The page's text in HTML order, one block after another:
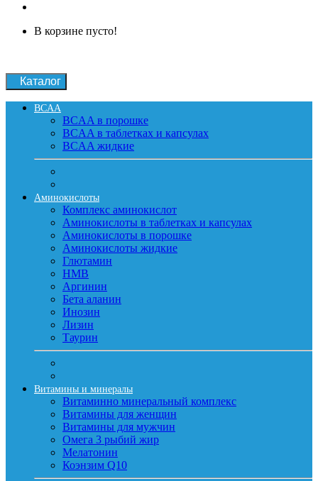
В корзине пусто!
Каталог
BCAA
BCAA в порошке
BCAA в таблетках и капсулах
BCAA жидкие
Аминокислоты
Комплекс аминокислот
Аминокислоты в таблетках и капсулах
Аминокислоты в порошке
Аминокислоты жидкие
Глютамин
HMB
Аргинин
Бета аланин
Инозин
Лизин
Таурин
Витамины и минералы
Витаминно минеральный комплекс
Витамины для женщин
Витамины для мужчин
Омега 3 рыбий жир
Мелатонин
Коэнзим Q10